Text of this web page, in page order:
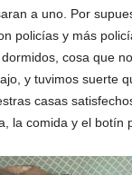
a uno. Por
policías y más
cosa que
y tuvimos suerte
casas
la comida y el botín